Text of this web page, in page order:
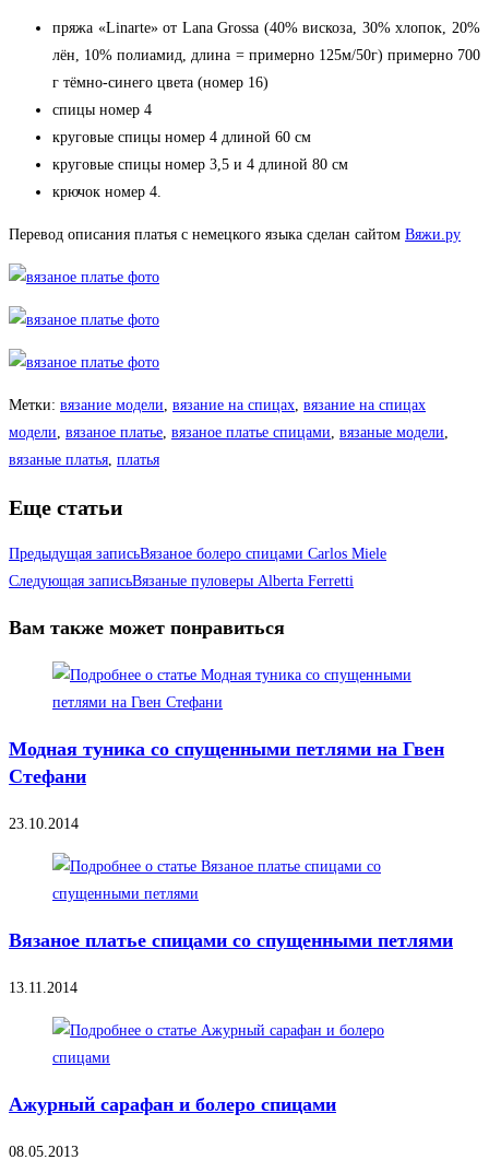
пряжa «Linarte» от Lana Grossa (40% вискоза, 30% хлопок, 20%
лён, 10% полиамид, длина = примерно 125м/50г) примерно 700
г тёмно-синего цвета (номер 16)
спицы номер 4
круговые спицы номер 4 длиной 60 см
круговые спицы номер 3,5 и 4 длиной 80 см
крючок номер 4.
Перевод описания платья с немецкого языка сделан сайтом Вяжи.ру
Метки: вязание модели, вязание на спицах, вязание на спицах
модели, вязаное платье, вязаное платье спицами, вязаные модели,
вязаные платья, платья
Еще статьи
Предыдущая записьВязаное болеро спицами Carlos Miele
Следующая записьВязаные пуловеры Alberta Ferretti
Вам также может понравиться
Модная туника со спущенными петлями на Гвен
Стефани
23.10.2014
Вязаное платье спицами со спущенными петлями
13.11.2014
Ажурный сарафан и болеро спицами
08.05.2013